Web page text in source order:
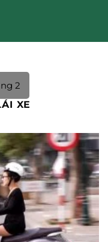
2
XE